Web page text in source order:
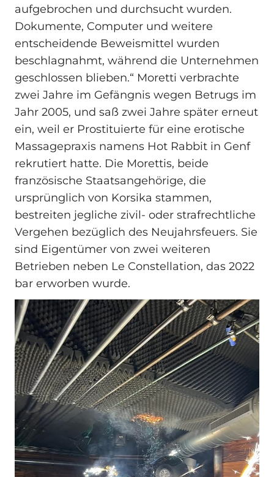
aufgebrochen und durchsucht wurden.
Dokumente, Computer und weitere
entscheidende Beweismittel wurden
beschlagnahmt, während die Unternehmen
geschlossen blieben.“ Moretti verbrachte
zwei Jahre im Gefängnis wegen Betrugs im
Jahr 2005, und saß zwei Jahre später erneut
ein, weil er Prostituierte für eine erotische
Massagepraxis namens Hot Rabbit in Genf
rekrutiert hatte. Die Morettis, beide
französische Staatsangehörige, die
ursprünglich von Korsika stammen,
bestreiten jegliche zivil- oder strafrechtliche
Vergehen bezüglich des Neujahrsfeuers. Sie
sind Eigentümer von zwei weiteren
Betrieben neben Le Constellation, das 2022
bar erworben wurde.